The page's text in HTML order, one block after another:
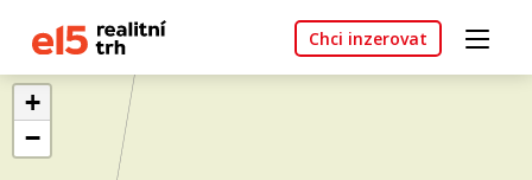
Chci inzerovat
+
−